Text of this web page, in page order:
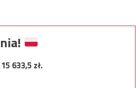
15 633,5zł.